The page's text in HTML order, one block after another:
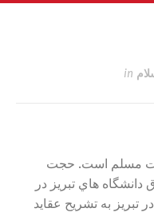
مسلم است. حجت
دانشگاه هاي تبريز در
تبريز به تشريح عقايد